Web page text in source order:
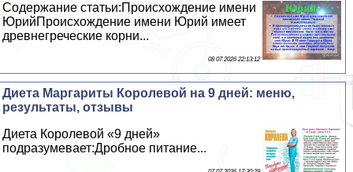
Содержание статьи:Происхождение имени
ЮрийПроисхождение имени Юрий имеет
древнегреческие корни...
08 07 2026 22:13:12
Диета Маргариты Королевой на 9 дней: меню,
результаты, отзывы
Диета Королевой «9 дней»
подразумевает:Дробное питание...